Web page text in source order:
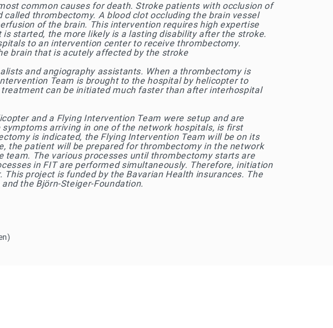
common causes for death. Stroke patients with occlusion of
thrombectomy. A blood clot occluding the brain vessel
of the brain. This intervention requires high expertise
started, the more likely is a lasting disability after the stroke.
to an intervention center to receive thrombectomy.
brain that is acutely affected by the stroke
and angiography assistants. When a thrombectomy is
Team is brought to the hospital by helicopter to
can be initiated much faster than after interhospital
and a Flying Intervention Team were setup and are
arriving in one of the network hospitals, is first
is indicated, the Flying Intervention Team will be on its
the patient will be prepared for thrombectomy in the network
The various processes until thrombectomy starts are
in FIT are performed simultaneously. Therefore, initiation
project is funded by the Bavarian Health insurances. The
the Björn-Steiger-Foundation.